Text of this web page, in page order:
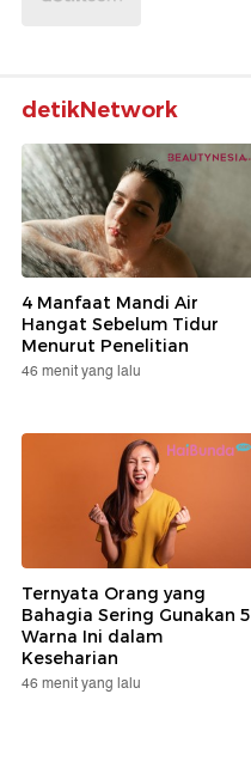
detikNetwork
4 Manfaat Mandi Air
Hangat Sebelum Tidur
Menurut Penelitian
46 menit yang lalu
Ternyata Orang yang
Bahagia Sering Gunakan 5
Warna Ini dalam
Keseharian
46 menit yang lalu